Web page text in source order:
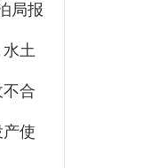
局报
土
合
使